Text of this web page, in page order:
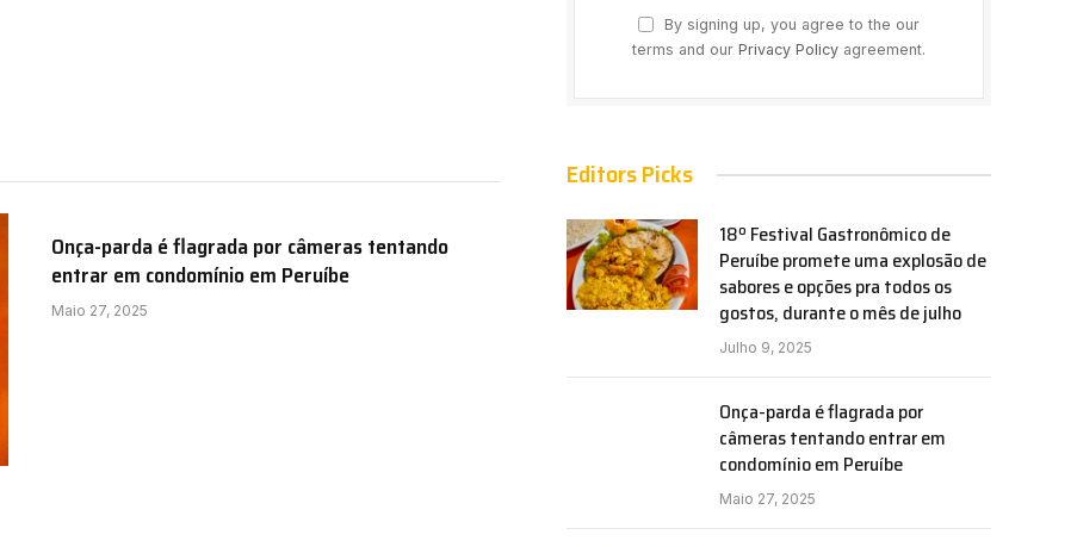
Onça-parda é flagrada por câmeras tentando
entrar em condomínio em Peruíbe
Maio 27, 2025
By signing up, you agree to the our
terms and our Privacy Policy agreement.
Editors Picks
18º Festival Gastronômico de
Peruíbe promete uma explosão de
sabores e opções pra todos os
gostos, durante o mês de julho
Julho 9, 2025
Onça-parda é flagrada por
câmeras tentando entrar em
condomínio em Peruíbe
Maio 27, 2025